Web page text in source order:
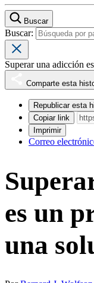
Buscar
Buscar:
Superar una adicción
Comparte esta
Republicar esta
Copiar link
Imprimir
Correo
es un
una